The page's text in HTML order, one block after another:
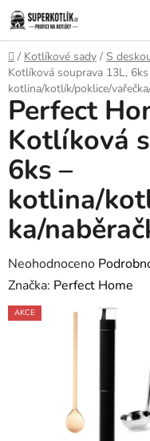
Přejít
na
obsah
Domů
/ Kotlíkové sady / S
Kotlíková souprava 13L,
kotlina/kotlík/poklice/
Perfect
Kotlíková
6ks –
kotlina/
ka/
Průměrné
hodnocení
produktu
Neohodnoceno
Značka: Perfect Home
AKCE